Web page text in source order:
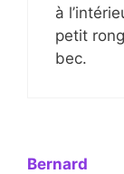
à
petit
bec.
Bernard